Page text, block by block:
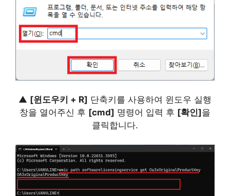
▲ [윈도우키 + R] 단축키를 사용하여 윈도우 실행
창을 열어주신 후 [cmd] 명령어 입력 후 [확인]을
클릭합니다.